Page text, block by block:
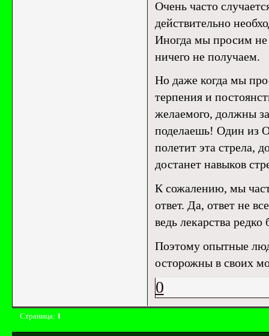
Очень часто
действительно
Иногда мы просим не
ничего не получаем.
Но даже когда мы
терпения и
желаемого, должны
поделаешь! Один из
полетит эта стрела,
достанет навыков
К сожалению, мы
ответ. Да, ответ не
ведь лекарства
Поэтому опытные
осторожны в своих
0
Страница: 1